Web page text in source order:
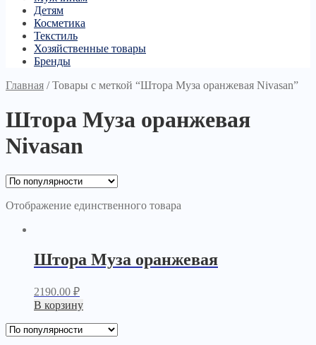
Детям
Косметика
Текстиль
Хозяйственные товары
Бренды
Главная /Товары с меткой “Штора Муза оранжевая Nivasan”
Штора Муза оранжевая
Nivasan
Отображение единственного товара
Штора Муза оранжевая
2190.00 ₽
В корзину